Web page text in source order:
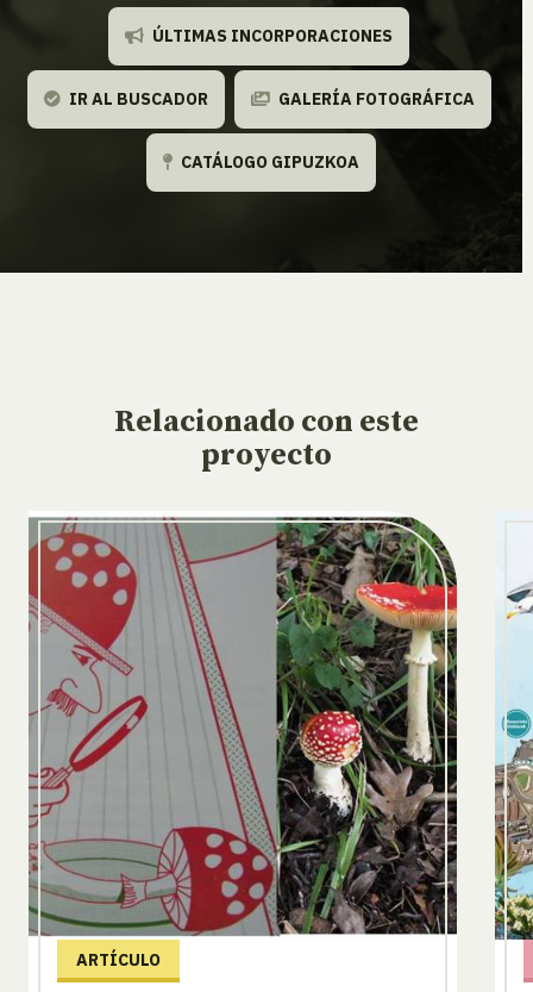
ÚLTIMAS INCORPORACIONES
IR AL BUSCADOR GALERÍA FOTOGRÁFICA
CATÁLOGO GIPUZKOA
Relacionado con este
proyecto
ARTÍCULO